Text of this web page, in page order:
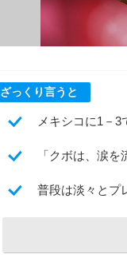
ざっくり言うと
メキシコに1－
「クボは、涙
普段は淡々とプ